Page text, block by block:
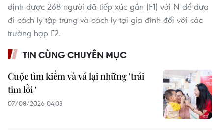
định được 268 người đã tiếp xúc gần (F1) với N để đưa
đi cách ly tập trung và cách ly tại gia đình đối với các
trường hợp F2.
TIN CÙNG CHUYÊN MỤC
Cuộc tìm kiếm và vá lại những 'trái
tim lỗi '
07/08/2026 04:03